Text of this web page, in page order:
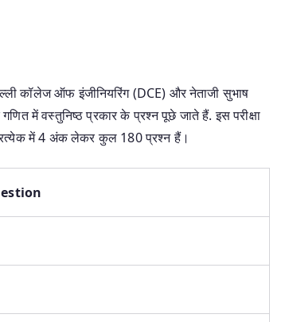
कॉलेज ऑफ इंजीनियरिंग (DCE) और नेताजी सुभाष
में वस्तुनिष्ठ प्रकार के प्रश्न पूछे जाते हैं. इस परीक्षा
में 4 अंक लेकर कुल 180 प्रश्न हैं।